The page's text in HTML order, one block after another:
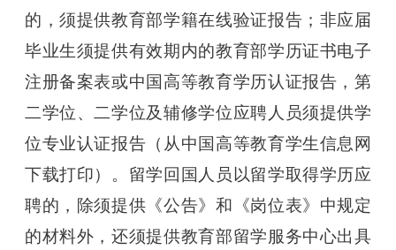
的，须提供教育部学籍在线验证报告；非应届
毕业生须提供有效期内的教育部学历证书电子
注册备案表或中国高等教育学历认证报告，第
二学位、二学位及辅修学位应聘人员须提供学
位专业认证报告（从中国高等教育学生信息网
下载打印）。留学回国人员以留学取得学历应
聘的，除须提供《公告》和《岗位表》中规定
的材料外，还须提供教育部留学服务中心出具